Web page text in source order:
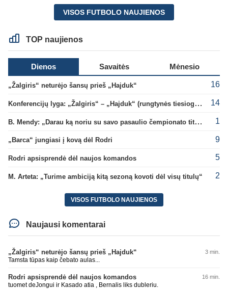
VISOS FUTBOLO NAUJIENOS
TOP naujienos
Dienos Savaitės Mėnesio
„Žalgiris“ neturėjo šansų prieš „Hajduk“ 16
Konferencijų lyga: „Žalgiris“ – „Hajduk“ (rungtynės tiesiogiai) 14
B. Mendy: „Darau ką noriu su savo pasaulio čempionato titulu“ 1
„Barca“ jungiasi į kovą dėl Rodri 9
Rodri apsisprendė dėl naujos komandos 5
M. Arteta: „Turime ambiciją kitą sezoną kovoti dėl visų titulų“ 2
VISOS FUTBOLO NAUJIENOS
Naujausi komentarai
„Žalgiris“ neturėjo šansų prieš „Hajduk“ 3 min.
Tamsta tūpas kaip čebato aulas...
Rodri apsisprendė dėl naujos komandos 16 min.
tuomet deJongui ir Kasado atia , Bernalis liks dubleriu.